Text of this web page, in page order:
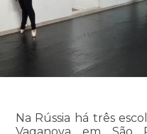
Na Rússia há três